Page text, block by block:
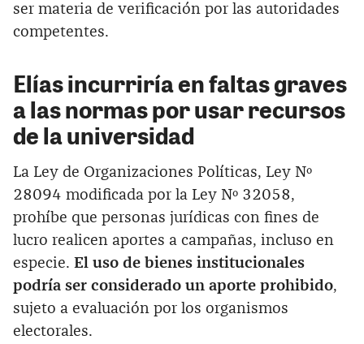
ser materia de verificación por las autoridades
competentes.
Elías incurriría en faltas graves
a las normas por usar recursos
de la universidad
La Ley de Organizaciones Políticas, Ley Nº
28094 modificada por la Ley Nº 32058,
prohíbe que personas jurídicas con fines de
lucro realicen aportes a campañas, incluso en
especie. El uso de bienes institucionales
podría ser considerado un aporte prohibido,
sujeto a evaluación por los organismos
electorales.